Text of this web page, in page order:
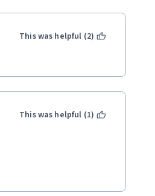
This was helpful (2)
This was helpful (1)